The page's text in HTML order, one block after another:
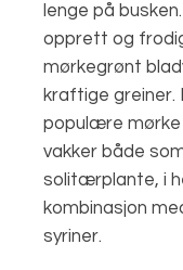
lenge på
opprett og
mørkegrønt
kraftige greiner.
populære
vakker både
solitærplante, i
kombinasjon
syriner.